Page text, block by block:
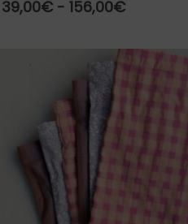
39,00€ - 156,00€Rango
desde
39,00€
hasta
156,00€